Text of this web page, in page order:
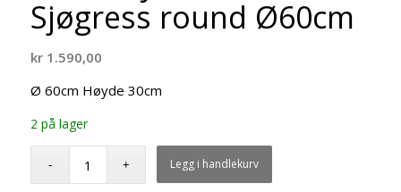
Sjøgress round Ø60cm
kr1.590,00
Ø 60cm Høyde 30cm
2 på lager
Legg i handlekurv